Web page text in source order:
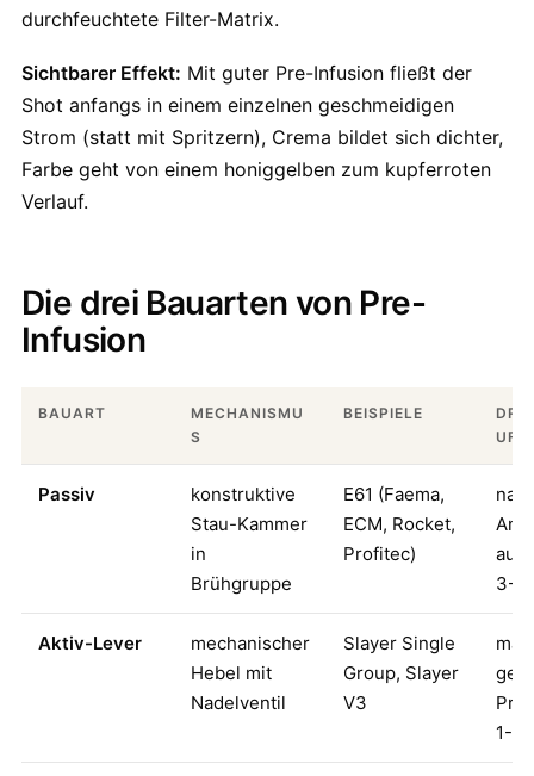
durchfeuchtete Filter-Matrix.
Sichtbarer Effekt: Mit guter Pre-Infusion fließt der
Shot anfangs in einem einzelnen geschmeidigen
Strom (statt mit Spritzern), Crema bildet sich dichter,
Farbe geht von einem honiggelben zum kupferroten
Verlauf.
Die drei Bauarten von Pre-
Infusion
BAUART
MECHANISMU
S
BEISPIELE
UF
Passiv
konstruktive
Stau-Kammer
in
Brühgruppe
E61 (Faema,
ECM, Rocket,
Profitec)
auf
3-5
Aktiv-Lever
mechanischer
Hebel mit
Nadelventil
Slayer Single
Group, Slayer
V3
1-2